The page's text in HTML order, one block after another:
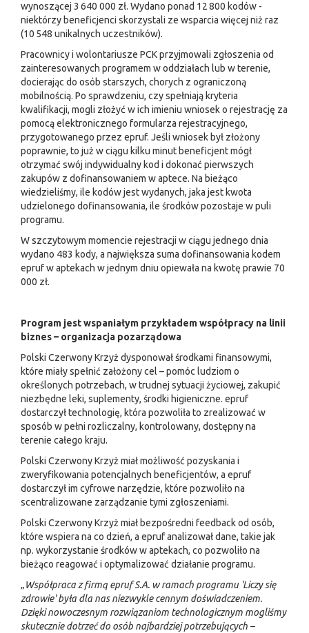
wynoszącej 3 640 000 zł. Wydano ponad 12 800 kodów -
niektórzy beneficjenci skorzystali ze wsparcia więcej niż raz
(10 548 unikalnych uczestników).
Pracownicy i wolontariusze PCK przyjmowali zgłoszenia od
zainteresowanych programem w oddziałach lub w terenie,
docierając do osób starszych, chorych z ograniczoną
mobilnością. Po sprawdzeniu, czy spełniają kryteria
kwalifikacji, mogli złożyć w ich imieniu wniosek o rejestrację za
pomocą elektronicznego formularza rejestracyjnego,
przygotowanego przez epruf. Jeśli wniosek był złożony
poprawnie, to już w ciągu kilku minut beneficjent mógł
otrzymać swój indywidualny kod i dokonać pierwszych
zakupów z dofinansowaniem w aptece. Na bieżąco
wiedzieliśmy, ile kodów jest wydanych, jaka jest kwota
udzielonego dofinansowania, ile środków pozostaje w puli
programu.
W szczytowym momencie rejestracji w ciągu jednego dnia
wydano 483 kody, a największa suma dofinansowania kodem
epruf w aptekach w jednym dniu opiewała na kwotę prawie 70
000 zł.
Program jest wspaniałym przykładem współpracy na linii
biznes – organizacja pozarządowa
Polski Czerwony Krzyż dysponowałśrodkami finansowymi,
które miały spełnić założony cel – pomóc ludziom o
określonych potrzebach, w trudnej sytuacji życiowej, zakupić
niezbędne leki, suplementy, środki higieniczne. epruf
dostarczył technologię, która pozwoliła to zrealizować w
sposób w pełni rozliczalny, kontrolowany, dostępny na
terenie całego kraju.
Polski Czerwony Krzyż miał możliwość pozyskania i
zweryfikowania potencjalnych beneficjentów, a epruf
dostarczył im cyfrowe narzędzie, które pozwoliło na
scentralizowane zarządzanie tymi zgłoszeniami.
Polski Czerwony Krzyż miał bezpośredni feedback od osób,
które wspiera na co dzień, a epruf analizował dane, takie jak
np. wykorzystanie środków w aptekach, co pozwoliło na
bieżąco reagować i optymalizować działanie programu.
„Współpraca z firmą epruf S.A. w ramach programu 'Liczy się
zdrowie' była dla nas niezwykle cennym doświadczeniem.
Dzięki nowoczesnym rozwiązaniom technologicznym mogliśmy
skutecznie dotrzeć do osób najbardziej potrzebujących –